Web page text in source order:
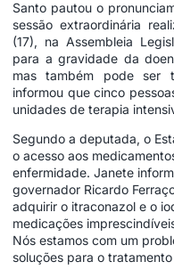
Santo pautou o
sessão extraordinária
(17), na Assembleia
para a gravidade da
mas também pode ser
informou que cinco
unidades de terapia
Segundo a deputada, o
o acesso aos
enfermidade. Janete
governador Ricardo
adquirir o itraconazol e o
medicações
Nós estamos com um
soluções para o